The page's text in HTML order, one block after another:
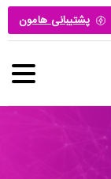
پشتیبانی هامون